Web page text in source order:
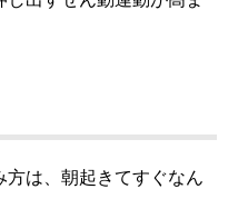
方は、朝起きてすぐなん